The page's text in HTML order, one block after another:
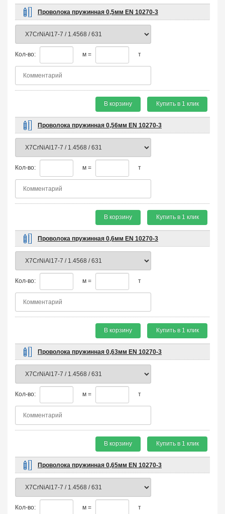
Проволока пружинная 0,5мм EN 10270-3
Кол-во: м = т
В корзину Купить в 1 клик
Проволока пружинная 0,56мм EN 10270-3
Кол-во: м = т
В корзину Купить в 1 клик
Проволока пружинная 0,6мм EN 10270-3
Кол-во: м = т
В корзину Купить в 1 клик
Проволока пружинная 0,63мм EN 10270-3
Кол-во: м = т
В корзину Купить в 1 клик
Проволока пружинная 0,65мм EN 10270-3
Кол-во: м = т